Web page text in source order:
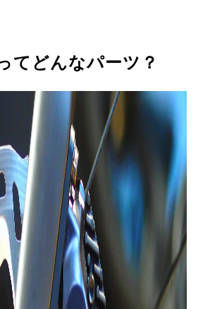
てどんなパーツ？